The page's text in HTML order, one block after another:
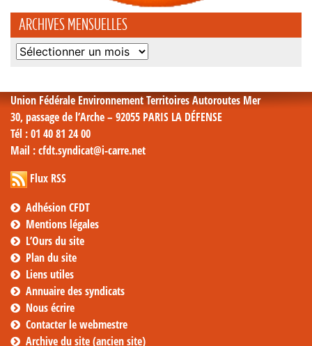
ARCHIVES MENSUELLES
Archives
Union Fédérale Environnement Territoires Autoroutes Mer
30, passage de l’Arche – 92055 PARIS LA DÉFENSE
Tél : 01 40 81 24 00
Mail : cfdt.syndicat@i-carre.net
Flux RSS
Adhésion CFDT
Mentions légales
L’Ours du site
Plan du site
Liens utiles
Annuaire des syndicats
Nous écrire
Contacter le webmestre
Archive du site (ancien site)